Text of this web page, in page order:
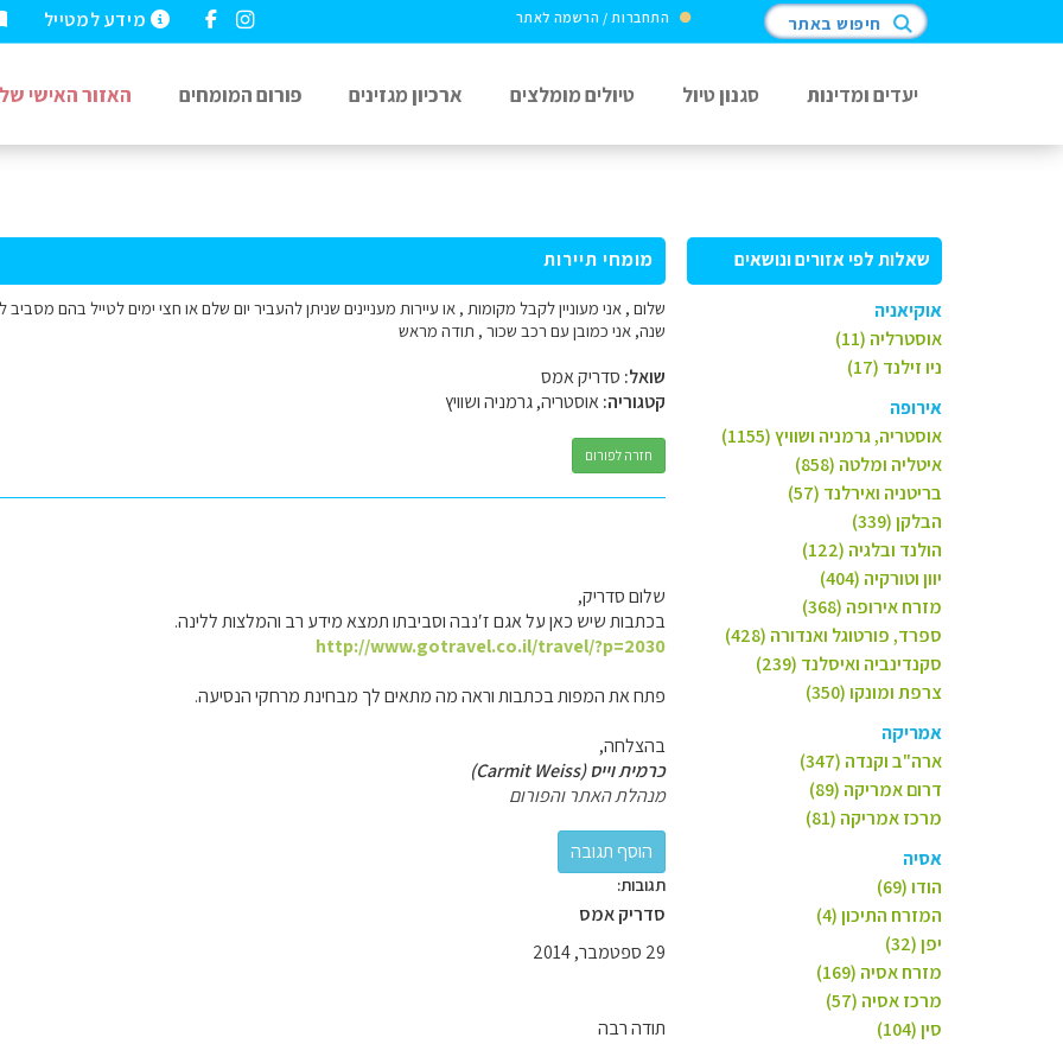
מידע למטייל התחברות / הרשמה לאתר חיפוש באתר
יעדים ומדינות סגנון טיול טיולים מומלצים ארכיון מגזינים פורום המומחים האזור האישי
שאלות לפי אזורים ונושאים
אוקיאניה
אוסטרליה (11)
ניו זילנד (17)
אירופה
אוסטריה, גרמניה ושוויץ (1155)
איטליה ומלטה (858)
בריטניה ואירלנד (57)
הבלקן (339)
הולנד ובלגיה (122)
יוון וטורקיה (404)
מזרח אירופה (368)
ספרד, פורטוגל ואנדורה (428)
סקנדינביה ואיסלנד (239)
צרפת ומונקו (350)
אמריקה
ארה"ב וקנדה (347)
דרום אמריקה (89)
מרכז אמריקה (81)
אסיה
הודו (69)
המזרח התיכון (4)
יפן (32)
מזרח אסיה (169)
מרכז אסיה (57)
סין (104)
מומחי תיירות
שנה, אני כמובן עם רכב שכור , תודה מראש
שואל: סדריק אמס
קטגוריה:אוסטריה, גרמניה ושוויץ
חזרה לפורום
שלום סדריק,
בכתבות שיש כאן על אגם ז′נבה וסביבתו תמצא מידע רב והמלצות ללינה.
http://www.gotravel.co.il/travel/?p=2030
פתח את המפות בכתבות וראה מה מתאים לך מבחינת מרחקי הנסיעה.
בהצלחה,
כרמית וייס (Carmit Weiss)
מנהלת האתר והפורום
תגובות:
סדריק אמס
29 ספטמבר, 2014
תודה רבה